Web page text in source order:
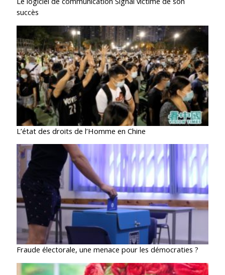
succès
L’état des droits de l’Homme en Chine
Fraude électorale, une menace pour les démocraties ?